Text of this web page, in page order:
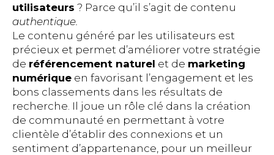
utilisateurs ? Parce qu’il s’agit de contenu
authentique.
Le contenu généré par les utilisateurs est
précieux et permet d’améliorer votre stratégie
de référencement naturel et de marketing
numérique en favorisant l’engagement et les
bons classements dans les résultats de
recherche. Il joue un rôle clé dans la création
de communauté en permettant à votre
clientèle d’établir des connexions et un
sentiment d’appartenance, pour un meilleur